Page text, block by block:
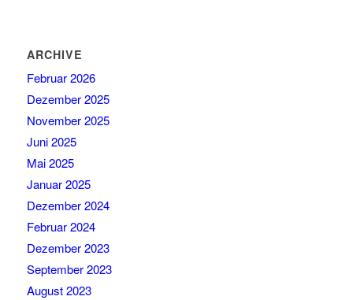
ARCHIVE
Februar 2026
Dezember 2025
November 2025
Juni 2025
Mai 2025
Januar 2025
Dezember 2024
Februar 2024
Dezember 2023
September 2023
August 2023